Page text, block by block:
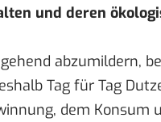
und deren
abzumildern,
Tag für Tag
dem Konsum